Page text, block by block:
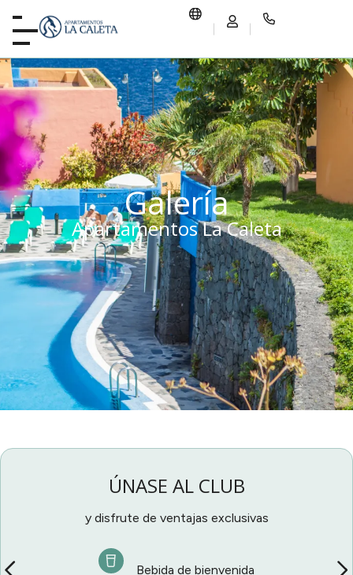
Galería
Apartamentos La Caleta
ÚNASE AL CLUB
y disfrute de ventajas exclusivas
Bebida de bienvenida